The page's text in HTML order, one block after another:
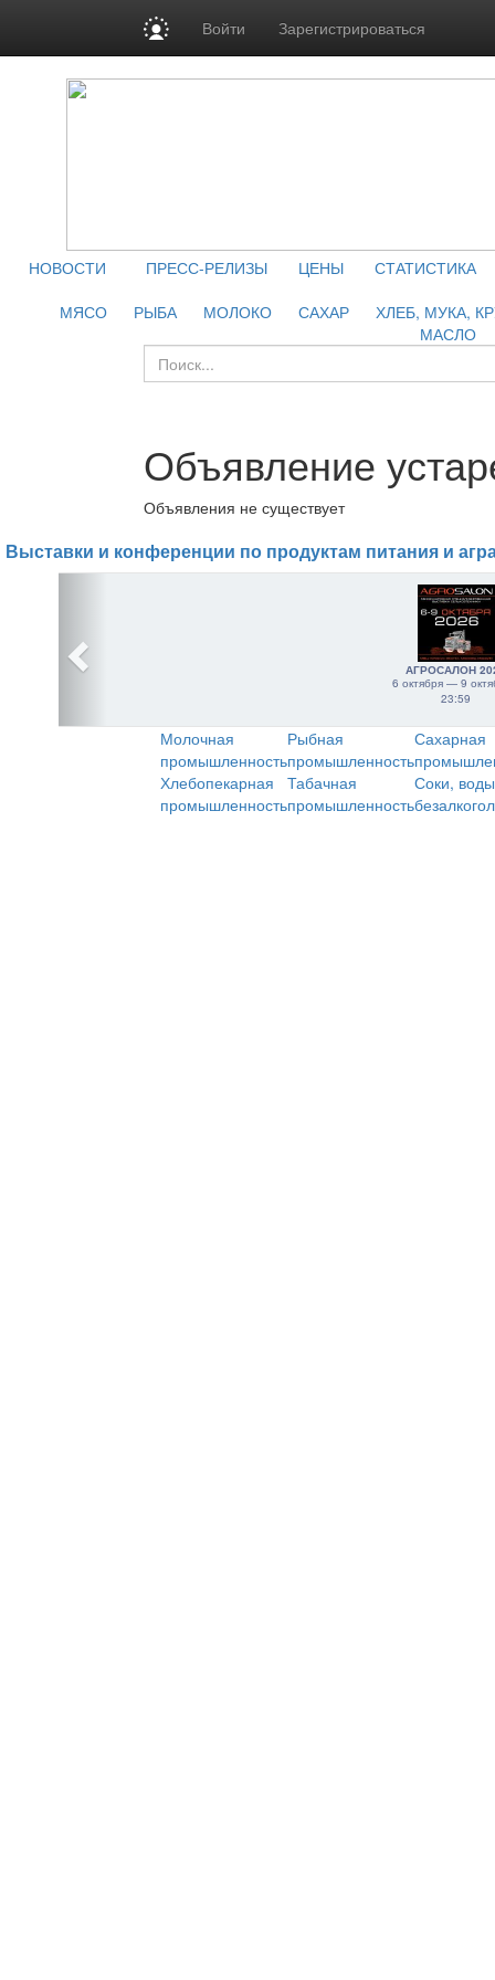
Войти Зарегистрироваться
НОВОСТИ ПРЕСС-РЕЛИЗЫ ЦЕНЫ
СТАТИСТИКА
МЯСО
РЫБА МОЛОКО САХАР
ХЛЕБ, МУКА,
МАСЛО
Объявление
Объявления не существует
Выставки и конференции по продуктам питания и
АГРОСАЛОН
6 октября — 9
23:59
Молочная
промышленность
Рыбная
промышленность
Сахарная
Хлебопекарная
промышленность
Табачная
промышленность
Соки,